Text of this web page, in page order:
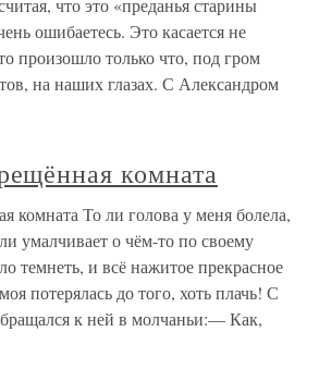
что это «преданья старины
ошибаетесь. Это касается не
произошло только что, под гром
на наших глазах. С Александром
комната
комната То ли голова у меня болела,
умалчивает о чём-то по своему
темнеть, и всё нажитое прекрасное
потерялась до того, хоть плачь! С
к ней в молчаньи:— Как,